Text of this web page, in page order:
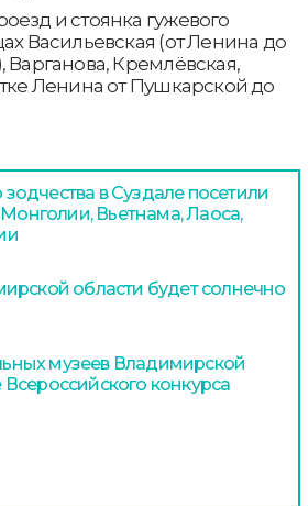
и стоянка гужевого
Васильевская (от Ленина до
Варганова, Кремлёвская,
Ленина от Пушкарской до
в Суздале посетили
Монголии, Вьетнама, Лаоса,
области будет солнечно
музеев Владимирской
конкурса